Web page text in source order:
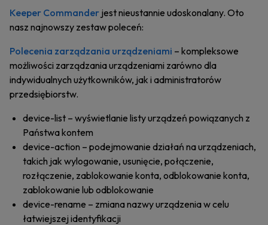
Keeper Commander jest nieustannie udoskonalany. Oto
nasz najnowszy zestaw poleceń:
Polecenia zarządzania urządzeniami – kompleksowe
możliwości zarządzania urządzeniami zarówno dla
indywidualnych użytkowników, jak i administratorów
przedsiębiorstw.
device-list – wyświetlanie listy urządzeń powiązanych z
Państwa kontem
device-action – podejmowanie działań na urządzeniach,
takich jak wylogowanie, usunięcie, połączenie,
rozłączenie, zablokowanie konta, odblokowanie konta,
zablokowanie lub odblokowanie
device-rename – zmiana nazwy urządzenia w celu
łatwiejszej identyfikacji